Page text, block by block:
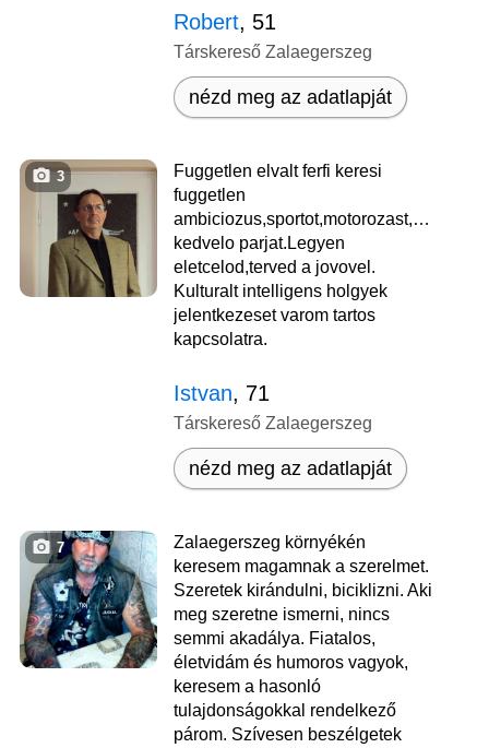
Robert, 51
Társkereső Zalaegerszeg
nézd meg az adatlapját
3
Fuggetlen elvalt ferfi keresi
fuggetlen
kedvelo parjat.Legyen
eletcelod,terved a jovovel.
Kulturalt intelligens holgyek
jelentkezeset varom tartos
kapcsolatra.
Istvan, 71
Társkereső Zalaegerszeg
nézd meg az adatlapját
7
Zalaegerszeg környékén
keresem magamnak a szerelmet.
Szeretek kirándulni, biciklizni. Aki
meg szeretne ismerni, nincs
semmi akadálya. Fiatalos,
életvidám és humoros vagyok,
keresem a hasonló
tulajdonságokkal rendelkező
párom. Szívesen beszélgetek